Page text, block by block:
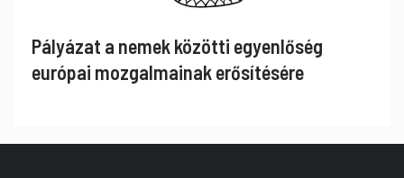
Pályázat a nemek közötti egyenlőség
európai mozgalmainak erősítésére